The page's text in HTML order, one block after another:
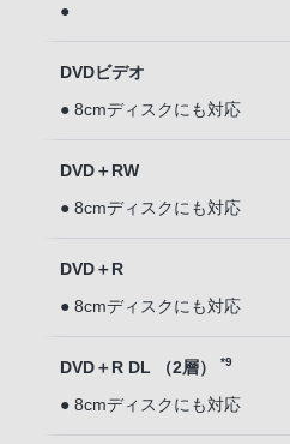
●
DVDビデオ
● 8cmディスクにも対応
DVD＋RW
● 8cmディスクにも対応
DVD＋R
● 8cmディスクにも対応
DVD＋R DL （2層） *9
● 8cmディスクにも対応